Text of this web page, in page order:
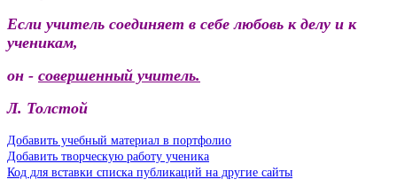
Если учитель соединяет в себе любовь к делу и к
ученикам,
он - совершенный учитель.
Л. Толстой
Добавить учебный материал в портфолио
Добавить творческую работу ученика
Код для вставки списка публикаций на другие сайты